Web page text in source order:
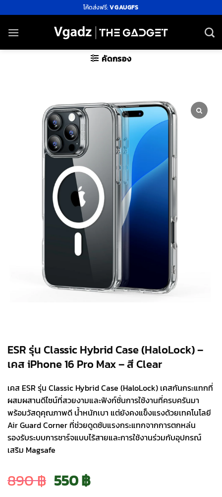
ไป
ยัง
โค้ดส่งฟรี:VGAUGFS
คัดกรอง
ESR รุ่น Classic Hybrid Case (HaloLock) –
เคส iPhone 16 Pro Max – สี Clear
เคส ESR รุ่น Classic Hybrid Case (HaloLock) เคสกันกระแทกที่
ผสมผสานดีไซน์ที่สวยงามและฟังก์ชั่นการใช้งานที่ครบครันมา
พร้อมวัสดุคุณภาพดี น้ำหนักเบา แต่ยังคงแข็งแรงด้วยเทคโนโลยี
Air Guard Corner ที่ช่วยดูดซับแรงกระแทกจากการตกหล่น
รองรับระบบการชาร์จแบบไร้สายและการใช้งานร่วมกับอุปกรณ์
เสริม Magsafe
890฿ Original
550฿Current